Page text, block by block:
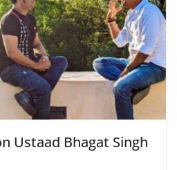
Ustaad Bhagat Singh